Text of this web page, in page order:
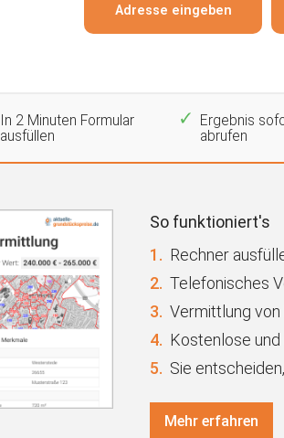
In 2 Minuten Formular
ausfüllen
Ergebnis
abrufen
So funktioniert's
1. Rechner
2. Telefonisches
3. Vermittlung
4. Kostenlose
5. Sie
Mehr erfahren